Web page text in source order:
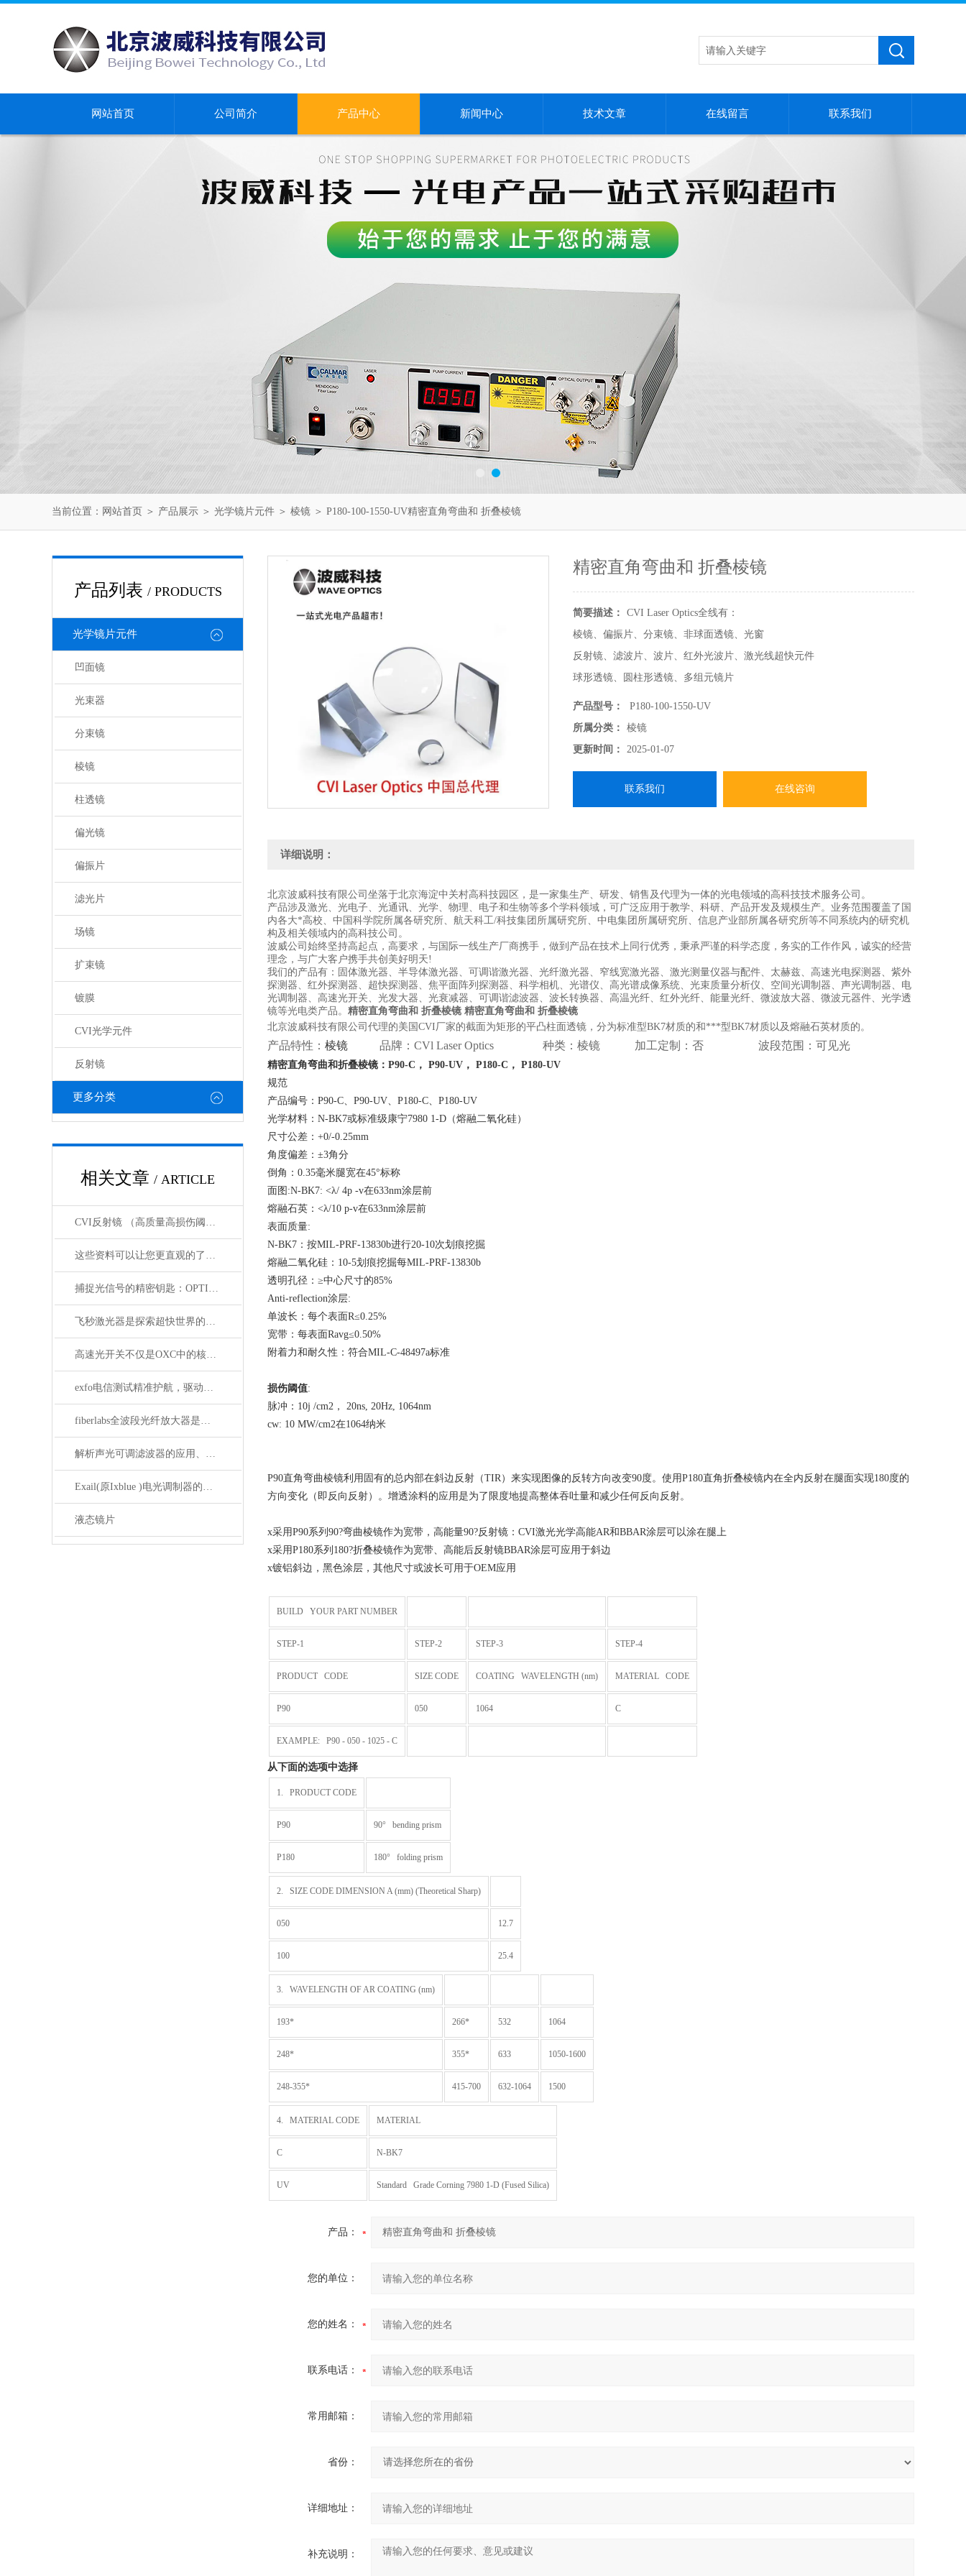
网站首页 公司简介 产品中心 新闻中心 技术文章 在线留言 联系我们
当前位置： 网站首页 ＞ 产品展示 ＞ 光学镜片元件 ＞ 棱镜 ＞ P180-100-1550-UV精密直角弯曲和 折叠棱镜
产品列表 / PRODUCTS
光学镜片元件
凹面镜
光束器
分束镜
棱镜
柱透镜
偏光镜
偏振片
滤光片
场镜
扩束镜
镀膜
CVI光学元件
反射镜
更多分类
相关文章 / ARTICLE
CVI反射镜 （高质量高损伤阈值反射镜）产品介绍
这些资料可以让您更直观的了解什么是电光调制器！
捕捉光信号的精密钥匙：OPTILAB光电探测器解析
飞秒激光器是探索超快世界的利器
高速光开关不仅是OXC中的核心器件，它还广泛应用于这些领域
exfo电信测试精准护航，驱动通信网络高质量发展
fiberlabs全波段光纤放大器是：拓展光通信领域的发展
解析声光可调滤波器的应用、原理以及使用特点
Exail(原Ixblue )电光调制器的初次使用
液态镜片
精密直角弯曲和 折叠棱镜
简要描述：
CVI Laser Optics全线有：
棱镜、偏振片、分束镜、非球面透镜、光窗
反射镜、滤波片、波片、红外光波片、激光线超快元件
球形透镜、圆柱形透镜、多组元镜片
支持各种定制化需求 精密直角弯曲和 折叠棱镜
--------------------------
北京波威科技作为CVI Laser Optics在中国、香港、中国台湾地区的总代，提
产品型号：
P180-100-1550-UV
所属分类：
棱镜
更新时间：
2025-01-07
联系我们 在线咨询
详细说明：
北京波威科技有限公司坐落于北京海淀中关村高科技园区，是一家集生产、研发、销售及代理为一体的光电领域的高科技技术服务公司。
产品涉及激光、光电子、光通讯、光学、物理、电子和生物等多个学科领域，可广泛应用于教学、科研、产品开发及规模生产。业务范围覆盖了国
内各大*高校、中国科学院所属各研究所、航天科工/科技集团所属研究所、中电集团所属研究所、信息产业部所属各研究所等不同系统内的研究机
构及相关领域内的高科技公司。
波威公司始终坚持高起点，高要求，与国际一线生产厂商携手，做到产品在技术上同行优秀，秉承严谨的科学态度，务实的工作作风，诚实的经营
理念，与广大客户携手共创美好明天!
我们的产品有：固体激光器、半导体激光器、可调谐激光器、光纤激光器、窄线宽激光器、激光测量仪器与配件、太赫兹、高速光电探测器、紫外
探测器、红外探测器、超快探测器、焦平面阵列探测器、科学相机、光谱仪、高光谱成像系统、光束质量分析仪、空间光调制器、声光调制器、电
光调制器、高速光开关、光发大器、光衰减器、可调谐滤波器、波长转换器、高温光纤、红外光纤、能量光纤、微波放大器、微波元器件、光学透
镜等光电类产品。 精密直角弯曲和 折叠棱镜 精密直角弯曲和 折叠棱镜
北京波威科技有限公司代理的美国CVI厂家的截面为矩形的平凸柱面透镜，分为标准型BK7材质的和***型BK7材质以及熔融石英材质的。
产品特性： 棱镜 品牌：CVl Laser Optics 种类：棱镜 加工定制：否 波段范围：可见光
精密直角弯曲和折叠棱镜：P90-C ， P90-UV ， P180-C ， P180-UV
规范
产品编号：P90-C、P90-UV、P180-C、P180-UV
光学材料：N-BK7或标准级康宁7980 1-D（熔融二氧化硅）
尺寸公差：+0/-0.25mm
角度偏差：±3角分
倒角：0.35毫米腿宽在45°标称
面图:N-BK7: <λ/ 4p -v在633nm涂层前
熔融石英：<λ/10 p-v在633nm涂层前
表面质量:
N-BK7：按MIL-PRF-13830b进行20-10次划痕挖掘
熔融二氧化硅：10-5划痕挖掘每MIL-PRF-13830b
透明孔径：≥中心尺寸的85%
Anti-reflection涂层:
单波长：每个表面R≤0.25%
宽带：每表面Ravg≤0.50%
附着力和耐久性：符合MIL-C-48497a标准
损伤阈值:
脉冲：10j /cm2， 20ns, 20Hz, 1064nm
cw: 10 MW/cm2在1064纳米
P90直角弯曲棱镜利用固有的总内部在斜边反射（TIR）来实现图像的反转方向改变90度。使用P180直角折叠棱镜内在全内反射在腿面实现180度的
方向变化（即反向反射）。增透涂料的应用是为了限度地提高整体吞吐量和减少任何反向反射。
x采用P90系列90?弯曲棱镜作为宽带，高能量90?反射镜：CVI激光光学高能AR和BBAR涂层可以涂在腿上
x采用P180系列180?折叠棱镜作为宽带、高能后反射镜BBAR涂层可应用于斜边
x镀铝斜边，黑色涂层，其他尺寸或波长可用于OEM应用
BUILD YOUR PART NUMBER
STEP-1 STEP-2 STEP-3 STEP-4
PRODUCT CODE SIZE CODE COATING WAVELENGTH (nm) MATERIAL CODE
P90 050 1064 C
EXAMPLE: P90 - 050 - 1025 - C
从下面的选项中选择
1. PRODUCT CODE
P90 90° bending prism
P180 180° folding prism
2. SIZE CODE DIMENSION A (mm) (Theoretical Sharp)
050 12.7
100 25.4
3. WAVELENGTH OF AR COATING (nm)
193* 266* 532 1064
248* 355* 633 1050-1600
248-355* 415-700 632-1064 1500
4. MATERIAL CODE MATERIAL
C N-BK7
UV Standard Grade Corning 7980 1-D (Fused Silica)
产品：
您的单位：
您的姓名：
联系电话：
常用邮箱：
省份：
详细地址：
补充说明：